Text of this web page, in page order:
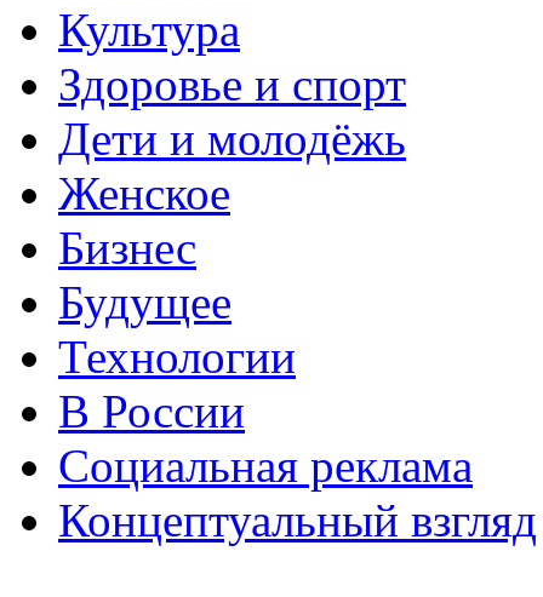
Культура
Здоровье и спорт
Дети и молодёжь
Женское
Бизнес
Будущее
Технологии
В России
Социальная реклама
Концептуальный взгляд